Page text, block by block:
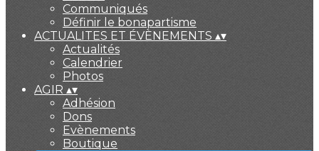
Communiqués
Définir le bonapartisme
ACTUALITES ET ÉVÈNEMENTS ▴▾
Actualités
Calendrier
Photos
AGIR ▴▾
Adhésion
Dons
Evènements
Boutique